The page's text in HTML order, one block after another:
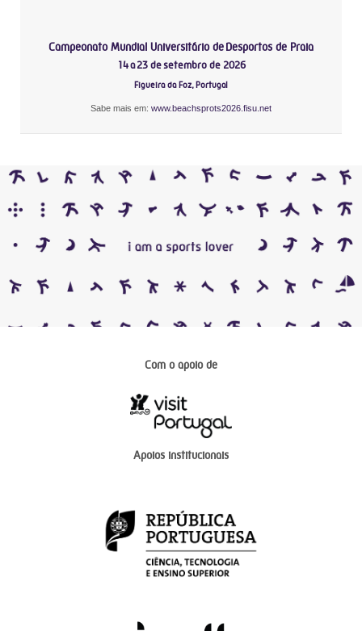
Campeonato Mundial Universitário de Desportos de Praia
14 a 23 de setembro de 2026
Figueira da Foz, Portugal
Sabe mais em: www.beachsprots2026.fisu.net
Com o apoio de
Apoios institucionais